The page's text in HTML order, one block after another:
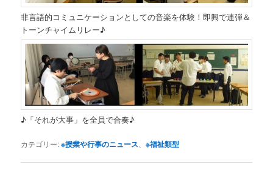
非言語的コミュニケーションとしての音楽を体験！即興で連弾＆
トーンチャイムリレー♪
♪「それが大事」を全員で合奏♪
カテゴリー:※授業や行事のニュース 、※福祉類型